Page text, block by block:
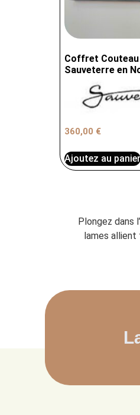
Coffret Couteau
Sauveterre en
360,00 €
Ajoutez au panier
Plongez dans
lames